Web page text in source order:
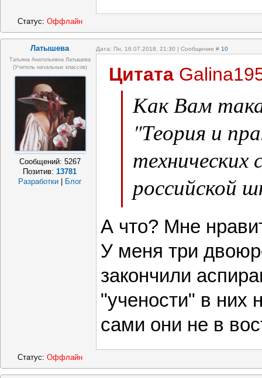
Статус: Оффлайн
Латышева Дата: Пн, 16.07.2018, 21:30 | Сообщение # 10
Татьяна Анатольевна Латышева
(учитель начальных классов)
Сообщений: 5267
Позитив:13781
Разработки
Блог
Цитата
Как Вам
"Теория и
технических
российской
XX вв"?
А что? Мне
У меня три
закончили
"учености" в них
сами они не в
Статус: Оффлайн